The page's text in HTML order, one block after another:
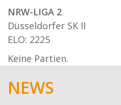
NRW-LIGA 2
Düsseldorfer SK II
ELO: 2225
Keine Partien.
NEWS